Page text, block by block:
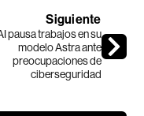
Siguiente
pausa trabajos en su
modelo Astra ante
preocupaciones de
ciberseguridad